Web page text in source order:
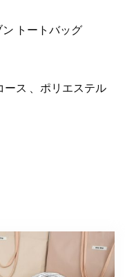
トートバッグ
ース 、ポリエステル